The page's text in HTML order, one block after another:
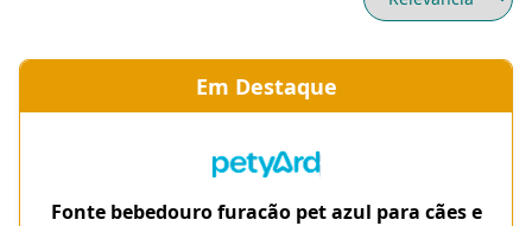
Em Destaque
Fonte bebedouro furacão pet azul para cães e